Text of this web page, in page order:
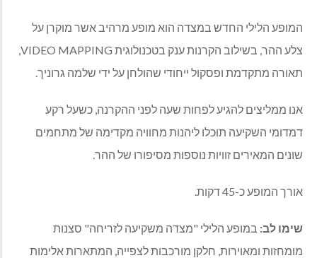
המופע הלילי החדש במצדה הוא מופע מרהיב אשר מוקרן על
צלע ההר, בשילוב הקרנות ענק בטכנולוגית VIDEO MAPPING
,
תאורה מתקדמת ופסקול ייחודי שהולחן על ידי שלמה גרוניך.
אנו ממליצים להגיע לפחות שעה לפני ההקרנה, כשעל רקע
דמדומי השקיעה תוכלו ליהנות מחוויה מקדימה של מתחמים
שונים המאירים זוויות נוספות מסיפורו של ההר.
אורך המופע כ-45 דקות.
שימו לב: במופע הלילי "מצדה משקיעה לזריחה" סצנות
מומחזות ומאוירות, חלקן מורכבות לצפייה, המתארות אלימות